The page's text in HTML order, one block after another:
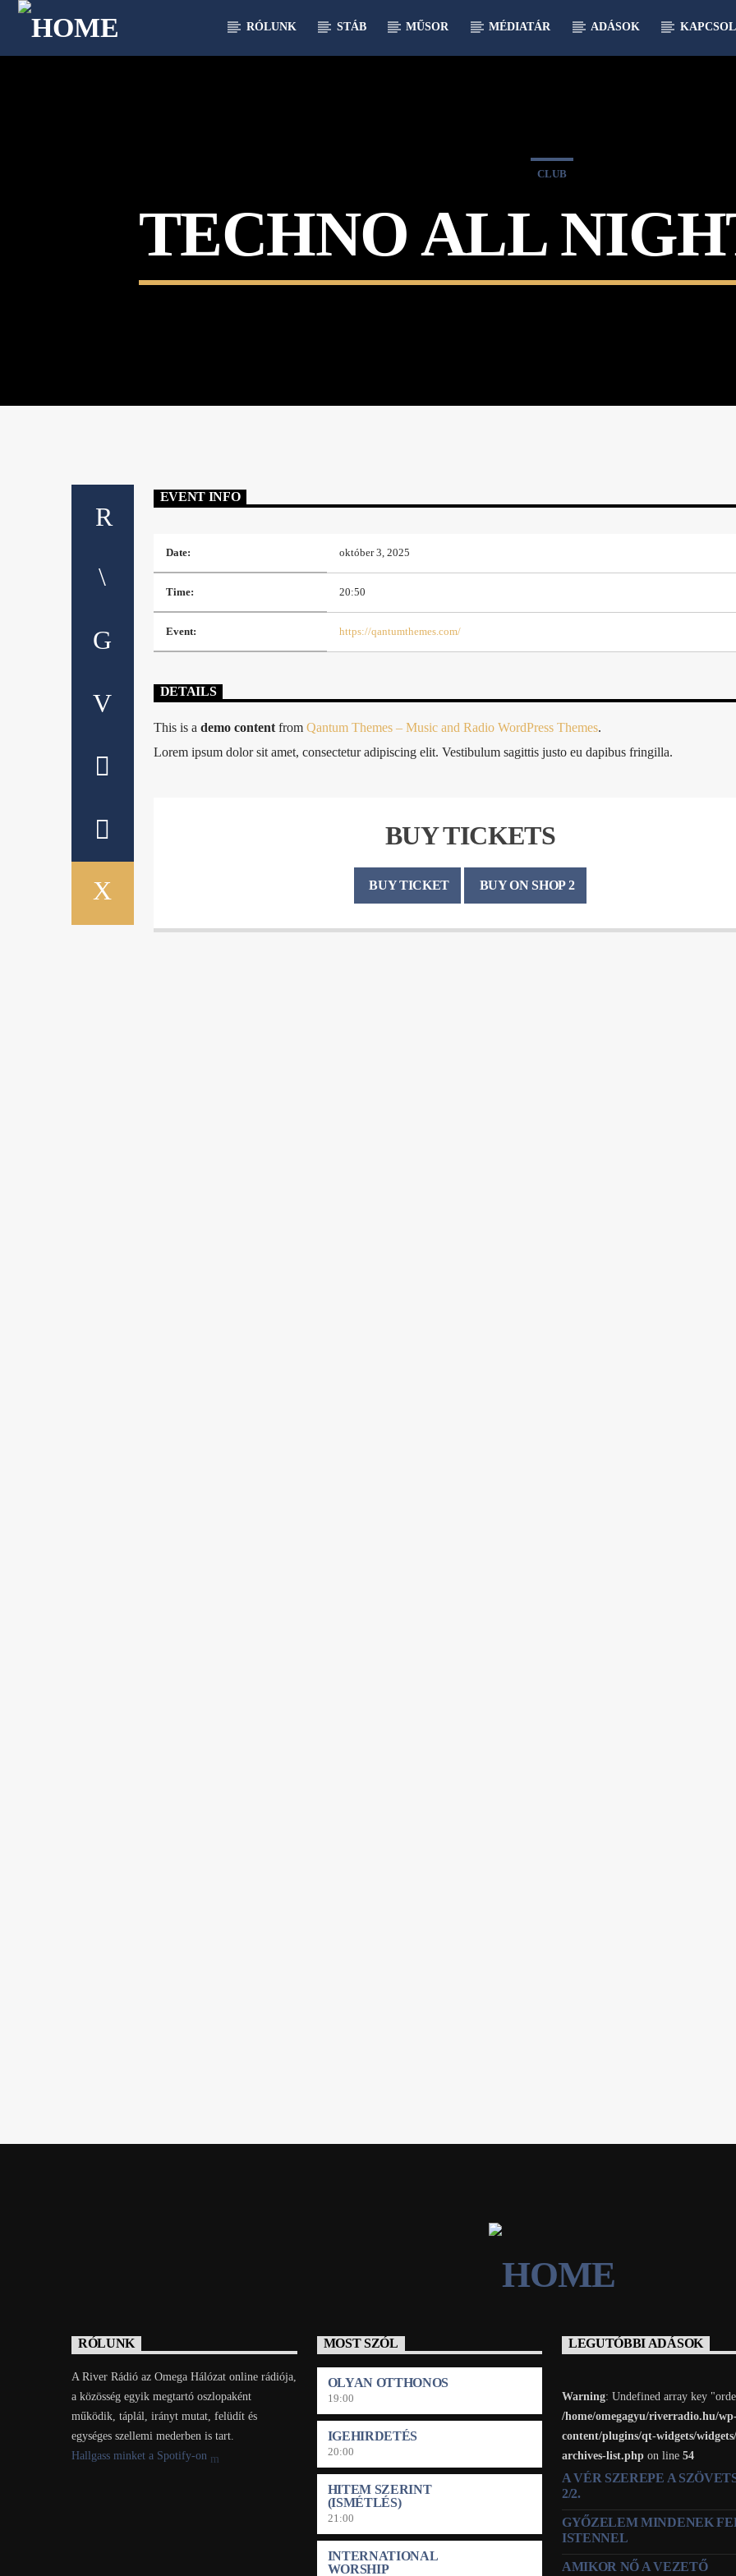
RÓLUNK STÁB MŰSOR MÉDIATÁR ADÁSOK
CLUB
TECHNO ALL
EVENT INFO
Date: október 3, 2025
Time: 20:50
Event: https://qantumthemes.com/
DETAILS
This is a demo contentfrom Qantum Themes – Music and Radio WordPress Themes.
Lorem ipsum dolor sit amet, consectetur adipiscing elit. Vestibulum sagittis justo eu dapibus fringilla.
BUY TICKETS
BUY TICKET BUY ON SHOP 2
RÓLUNK
A River Rádió az Omega Hálózat online rádiója,
a közösség egyik megtartó oszlopaként
működik, táplál, irányt mutat, felüdít és
egységes szellemi mederben is tart.
Hallgass minket a Spotify-on
MOST SZÓL
OLYAN OTTHONOS
19:00
IGEHIRDETÉS
20:00
HITEM SZERINT
(ISMÉTLÉS)
21:00
INTERNATIONAL
WORSHIP
LEGUTÓBBI ADÁSOK
Warning: Undefined array key
/home/omegagyu/riverradio.hu/
content/plugins/qt-widgets/
archives-list.php on line 54
A VÉR SZEREPE A
2/2.
GYŐZELEM MINDENEK
ISTENNEL
AMIKOR NŐ A VEZETŐ